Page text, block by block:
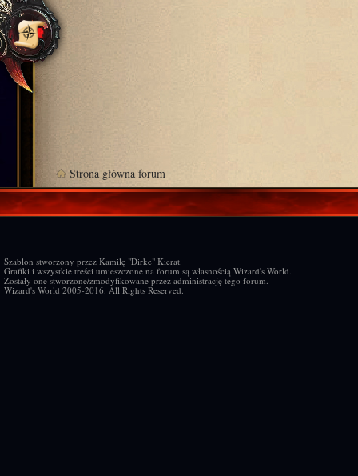
Strona główna forum
Szablon stworzony przez Kamilę "Dirke" Kierat.
Grafiki i wszystkie treści umieszczone na forum są własnością Wizard's World.
Zostały one stworzone/zmodyfikowane przez administrację tego forum.
Wizard's World 2005-2016. All Rights Reserved.